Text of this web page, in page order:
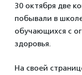
30 октября две
побывали в
обучающихся с
здоровья.
На своей